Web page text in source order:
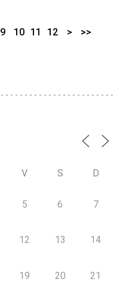
9 10 11 12 > >>
V S D
5 6 7
12 13 14
19 20 21